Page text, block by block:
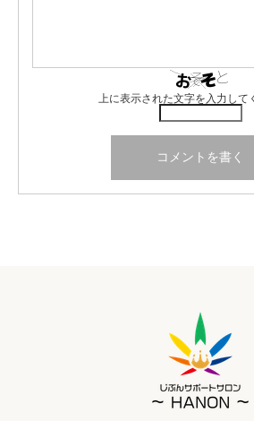
上に表示された文字を入力して